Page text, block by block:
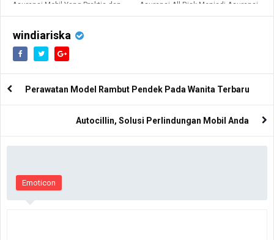
Asuransi Mobil Yang Praktis dan
Asuransi All Risk Menjadi Asuransi
windiariska
Perawatan Model Rambut Pendek Pada Wanita Terbaru
Autocillin, Solusi Perlindungan Mobil Anda
Emoticon